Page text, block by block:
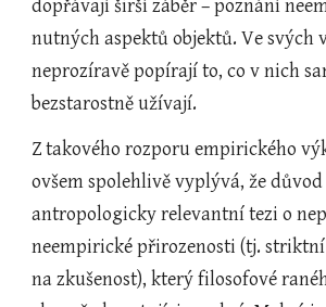
dopřávají širší záběr – poznání
nutných aspektů objektů. Ve svých
neprozíravě popírají to, co v nich
bezstarostně užívají.
Z takového rozporu empirického
ovšem spolehlivě vyplývá, že
antropologicky relevantní tezi o
neempirické přirozenosti (tj.
na zkušenost), který filosofové